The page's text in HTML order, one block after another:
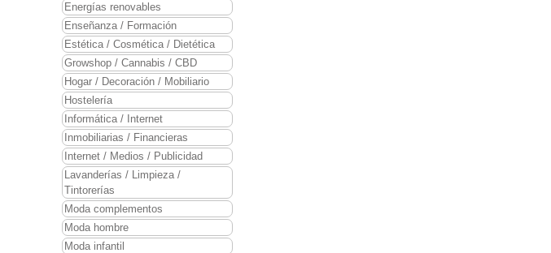
Energías renovables
Enseñanza / Formación
Estética / Cosmética / Dietética
Growshop / Cannabis / CBD
Hogar / Decoración / Mobiliario
Hostelería
Informática / Internet
Inmobiliarias / Financieras
Internet / Medios / Publicidad
Lavanderías / Limpieza /
Tintorerías
Moda complementos
Moda hombre
Moda infantil